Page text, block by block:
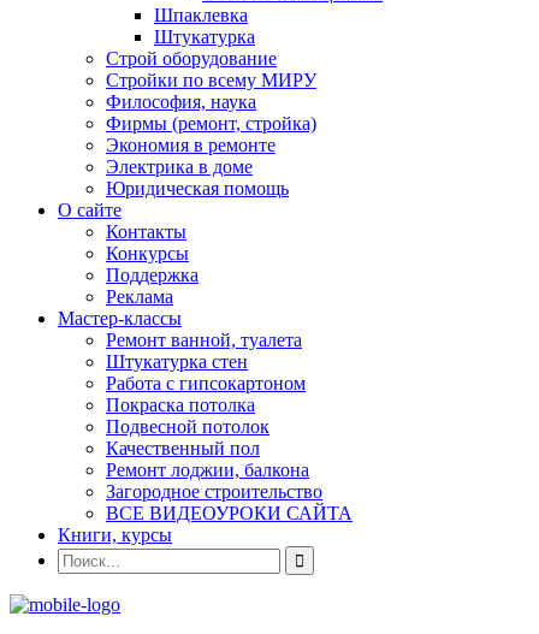
Шпаклевка
Штукатурка
Строй оборудование
Стройки по всему МИРУ
Философия, наука
Фирмы (ремонт, стройка)
Экономия в ремонте
Электрика в доме
Юридическая помощь
О сайте
Контакты
Конкурсы
Поддержка
Реклама
Мастер-классы
Ремонт ванной, туалета
Штукатурка стен
Работа с гипсокартоном
Покраска потолка
Подвесной потолок
Качественный пол
Ремонт лоджии, балкона
Загородное строительство
ВСЕ ВИДЕОУРОКИ САЙТА
Книги, курсы